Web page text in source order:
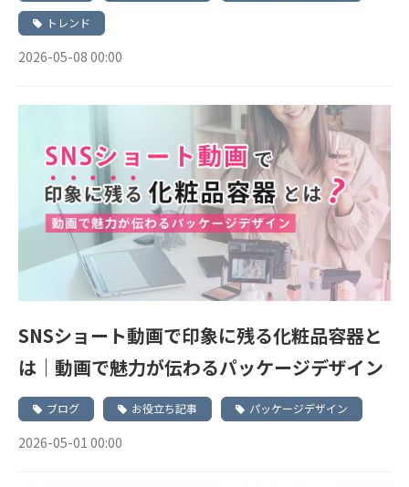
トレンド
2026-05-08 00:00
SNSショート動画で印象に残る化粧品容器と
は｜動画で魅力が伝わるパッケージデザイン
ブログ お役立ち記事 パッケージデザイン
2026-05-01 00:00